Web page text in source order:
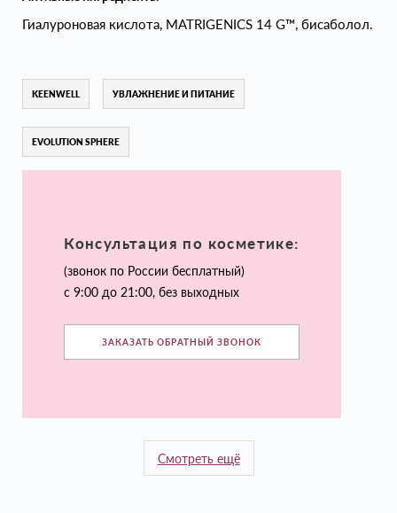
Гиалуроновая кислота, MATRIGENICS 14 G™, бисаболол.
KEENWELL УВЛАЖНЕНИЕ И ПИТАНИЕ
EVOLUTION SPHERE
Консультация по косметике:
(звонок по России бесплатный)
с 9:00 до 21:00, без выходных
ЗАКАЗАТЬ ОБРАТНЫЙ ЗВОНОК
Смотреть ещё